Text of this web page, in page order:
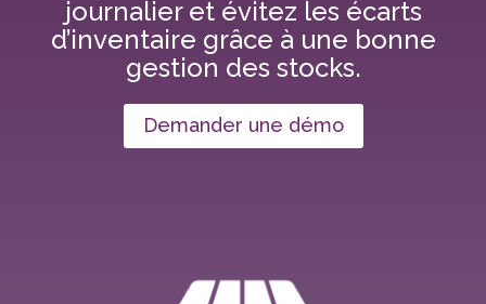
journalier et évitez les écarts
d’inventaire grâce à une bonne
gestion des stocks.
Demander une démo